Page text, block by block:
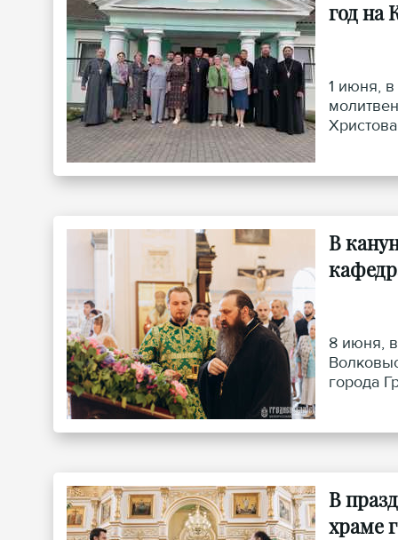
год на
1 июня,
В
8 июня,
города
В
храме